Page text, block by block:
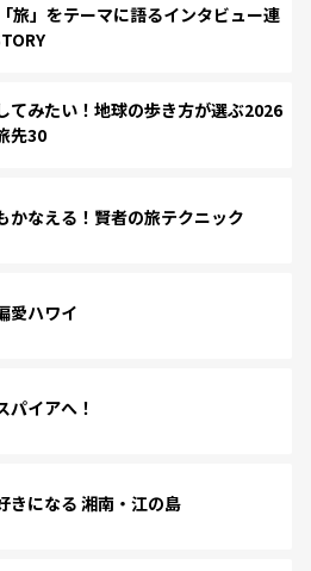
旅」をテーマに語るインタビュー連
てみたい！地球の歩き方が選ぶ2026
先30
かなえる！賢者の旅テクニック
愛ハワイ
パイアへ！
きになる 湘南・江の島